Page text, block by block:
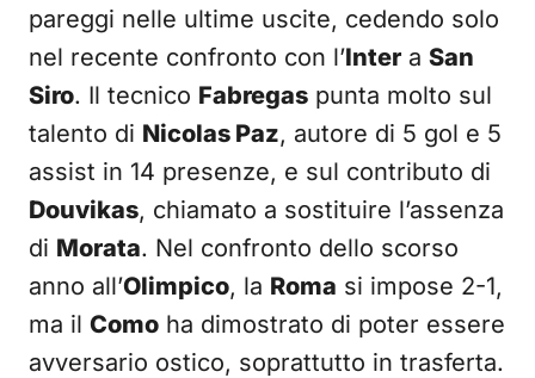
pareggi nelle ultime uscite, cedendo solo
nel recente confronto con l’Inter a San
Siro. Il tecnico Fabregas punta molto sul
talento di Nicolas Paz, autore di 5 gol e 5
assist in 14 presenze, e sul contributo di
Douvikas, chiamato a sostituire l’assenza
di Morata. Nel confronto dello scorso
anno all’Olimpico, la Roma si impose 2-1,
ma il Como ha dimostrato di poter essere
avversario ostico, soprattutto in trasferta.